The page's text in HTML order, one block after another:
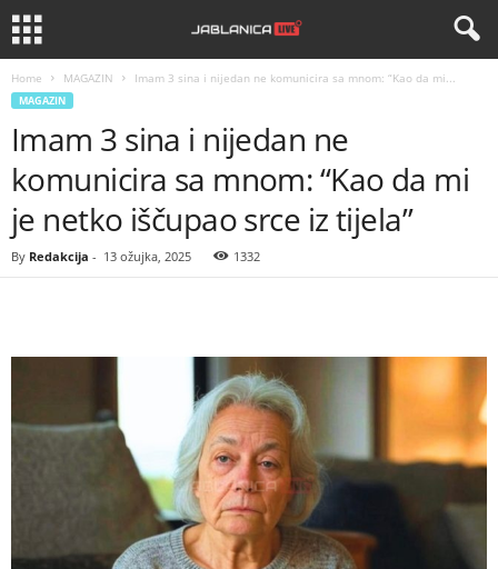
Home MAGAZIN Imam 3 sina i nijedan ne komunicira sa mnom: “Kao da mi...
MAGAZIN
Imam 3 sina i nijedan ne
komunicira sa mnom: “Kao da mi
je netko iščupao srce iz tijela”
By Redakcija - 13 ožujka, 2025 1332